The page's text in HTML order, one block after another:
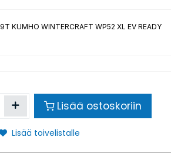
KUMHO WINTERCRAFT WP52 XL EV READY
Lisää ostoskoriin
Lisää toivelistalle